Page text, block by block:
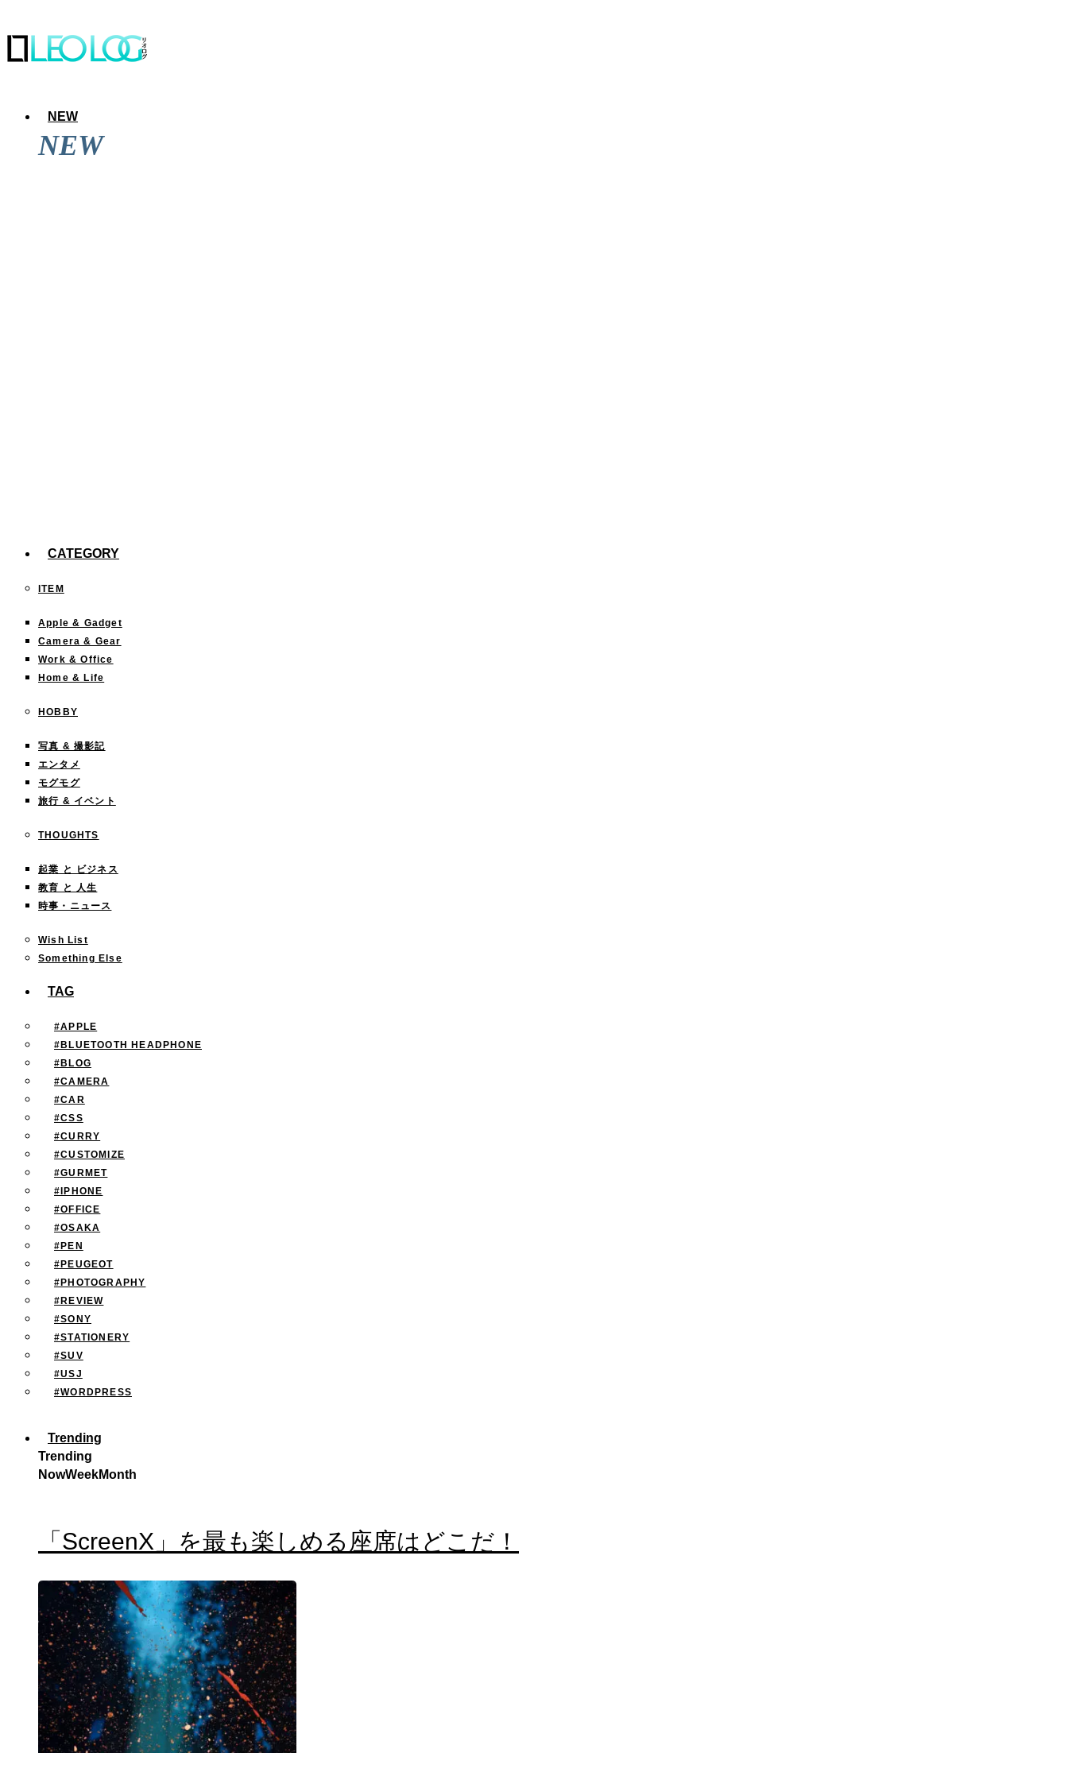
NEW
NEW
CATEGORY
ITEM
Apple & Gadget
Camera & Gear
Work & Office
Home & Life
HOBBY
写真 & 撮影記
エンタメ
モグモグ
旅行 & イベント
THOUGHTS
起業 と ビジネス
教育 と 人生
時事・ニュース
Wish List
Something Else
TAG
#APPLE
#BLUETOOTH HEADPHONE
#BLOG
#CAMERA
#CAR
#CSS
#CURRY
#CUSTOMIZE
#GURMET
#IPHONE
#OFFICE
#OSAKA
#PEN
#PEUGEOT
#PHOTOGRAPHY
#REVIEW
#SONY
#STATIONERY
#SUV
#USJ
#WORDPRESS
Trending
Trending
NowWeekMonth
「ScreenX」を最も楽しめる座席はどこだ！